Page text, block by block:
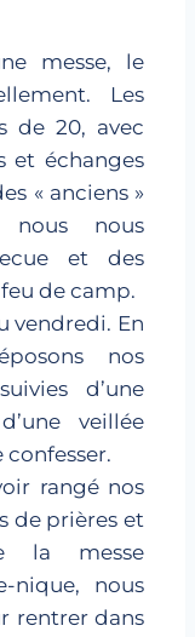
messe, le
Les
de 20, avec
et échanges
« anciens »
nous
et des
de camp.
vendredi. En
nos
d’une
veillée
confesser.
rangé nos
de prières et
la messe
nique, nous
rentrer dans